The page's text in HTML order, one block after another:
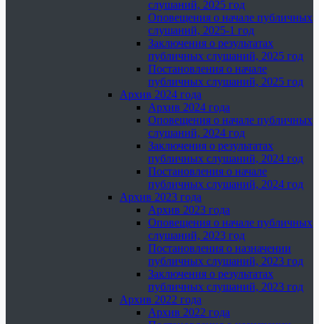
слушаний, 2025 год
Оповещения о начале публичных
слушаний, 2025-1 год
Заключения о результатах
публичных слушаний, 2025 год
Постановления о начале
публичных слушаний, 2025 год
Архив 2024 года
Архив 2024 года
Оповещения о начале публичных
слушаний, 2024 год
Заключения о результатах
публичных слушаний, 2024 год
Постановления о начале
публичных слушаний, 2024 год
Архив 2023 года
Архив 2023 года
Оповещения о начале публичных
слушаний, 2023 год
Постановления о назначении
публичных слушаний, 2023 год
Заключения о результатах
публичных слушаний, 2023 год
Архив 2022 года
Архив 2022 года